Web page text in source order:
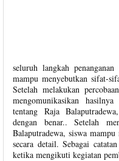
seluruh langkah
mampu menyebutkan sifat-
Setelah melakukan
mengomunikasikan
tentang Raja
dengan benar.. Setelah
Balaputradewa, siswa
secara detail. Sebagai
ketika mengikuti kegiatan